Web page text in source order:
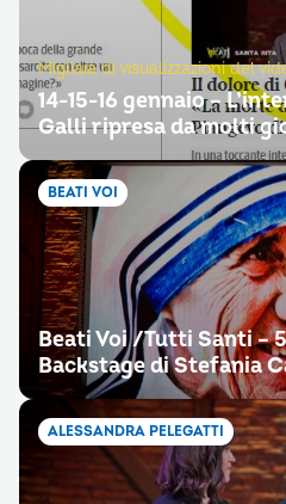
Migliaia di visualizzazioni del
14-15-16 gennaio –
Galli ripresa da molti
BEATI VOI
Beati Voi /Tutti Santi –
Backstage di Stefania
ALESSANDRA PELEGATTI